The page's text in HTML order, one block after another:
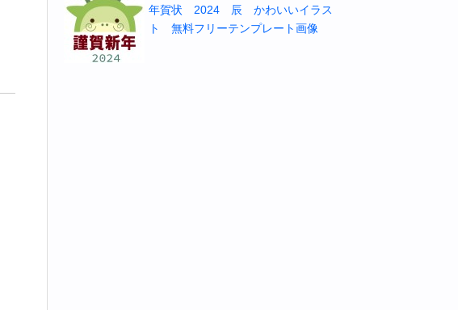
年賀状 2024 辰 かわいいイラス
ト 無料フリーテンプレート画像